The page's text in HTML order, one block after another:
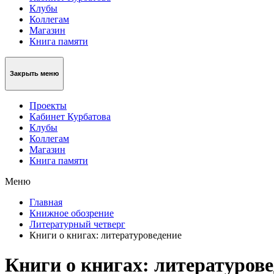
Клубы
Коллегам
Магазин
Книга памяти
Закрыть меню
Проекты
Кабинет Курбатова
Клубы
Коллегам
Магазин
Книга памяти
Меню
Главная
Книжное обозрение
Литературный четверг
Книги о книгах: литературоведение
Книги о книгах: